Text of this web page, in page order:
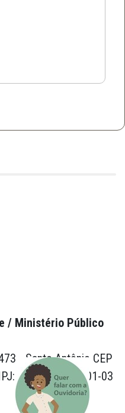
/ Ministério Público
- Santo Antônio CEP
24.417.065/0001-03